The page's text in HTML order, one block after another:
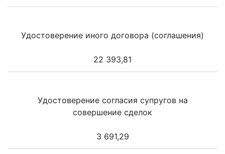
Удостоверение иного договора (соглашения)
22 393,81
Удостоверение согласия супругов на
совершение сделок
3 691,29